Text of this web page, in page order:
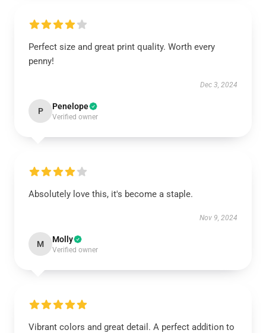
Perfect size and great print quality. Worth every
penny!
Dec 3, 2024
P Penelope
Verified owner
Absolutely love this, it's become a staple.
Nov 9, 2024
M Molly
Verified owner
Vibrant colors and great detail. A perfect addition to